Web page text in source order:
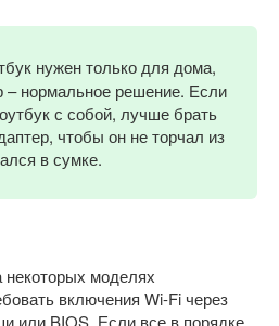
нужен только для дома,
– нормальное решение. Если
с собой, лучше брать
чтобы он не торчал из
в сумке.
некоторых моделях
включения Wi-Fi через
или BIOS. Если все в порядке,